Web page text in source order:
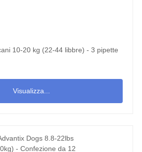
10-20 kg (22-44 libbre) - 3 pipette
Visualizza...